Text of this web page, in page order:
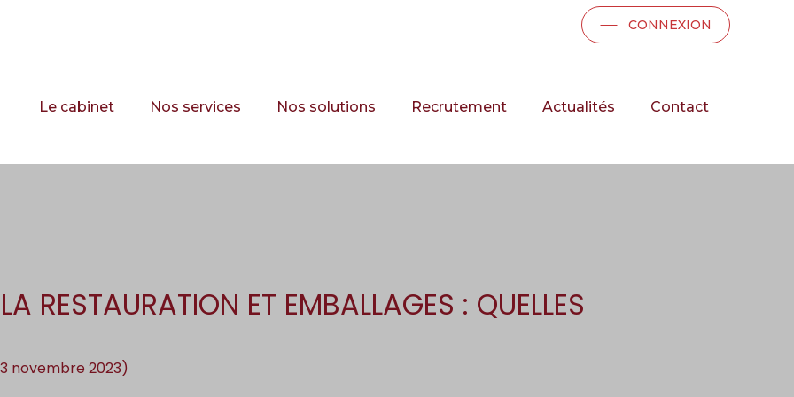
CONNEXION
Le cabinet Nos services Nos solutions Recrutement Actualités Contact
RESTAURATION ET EMBALLAGES : QUELLES
novembre 2023)